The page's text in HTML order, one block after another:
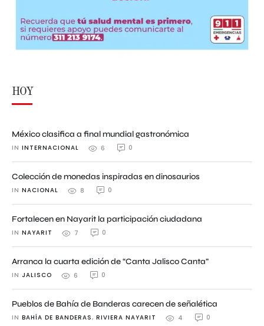
HOY
México clasifica a final mundial gastronómica
IN INTERNACIONAL 6 0
Colección de monedas inspiradas en dinosaurios
IN NACIONAL 8 0
Fortalecen en Nayarit la participación ciudadana
IN NAYARIT 7 0
Arranca la cuarta edición de “Canta Jalisco Canta”
IN JALISCO 6 0
Pueblos de Bahía de Banderas carecen de señalética
IN BAHÍA DE BANDERAS, RIVIERA NAYARIT 4 0